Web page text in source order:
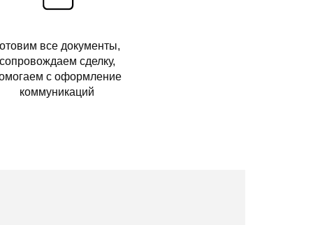
все документы,
сделку,
с оформление
коммуникаций